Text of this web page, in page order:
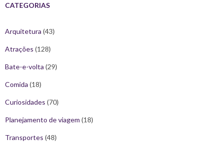
CATEGORIAS
Arquitetura (43)
Atrações (128)
Bate-e-volta (29)
Comida (18)
Curiosidades (70)
Planejamento de viagem (18)
Transportes (48)